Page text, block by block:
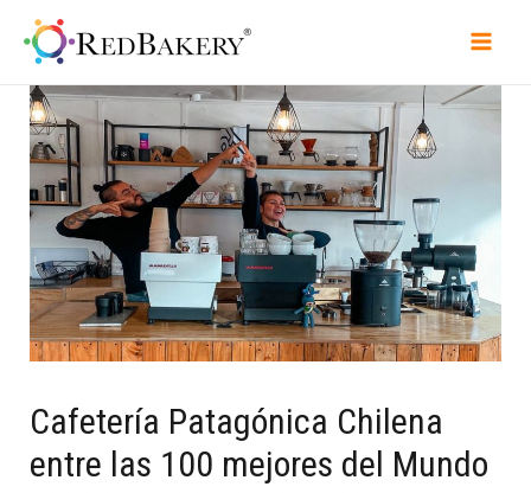
Cafetería Patagónica Chilena
entre las 100 mejores del Mundo